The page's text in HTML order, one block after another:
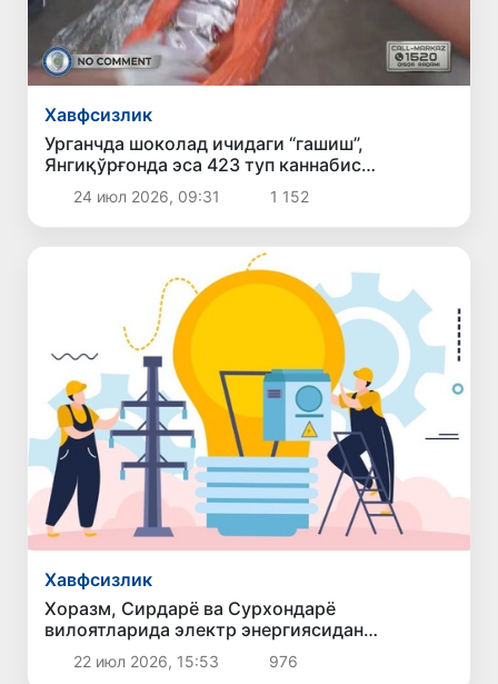
Хавфсизлик
Урганчда шоколад ичидаги “гашиш”,
Янгиқўрғонда эса 423 туп каннабис
аниқланди
24 июл 2026, 09:31 1 152
Хавфсизлик
Хоразм, Сирдарё ва Сурхондарё
вилоятларида электр энергиясидан
ноқонуний фойдаланиш ҳолатлари фош
этилди
22 июл 2026, 15:53 976